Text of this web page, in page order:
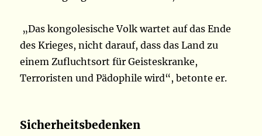
„Das kongolesische Volk wartet auf das Ende
des Krieges, nicht darauf, dass das Land zu
einem Zufluchtsort für Geisteskranke,
Terroristen und Pädophile wird“, betonte er.
Sicherheitsbedenken